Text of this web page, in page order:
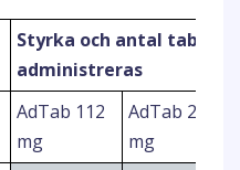
Styrka och antal
administreras
AdTab 112
mg
AdTab 225
mg